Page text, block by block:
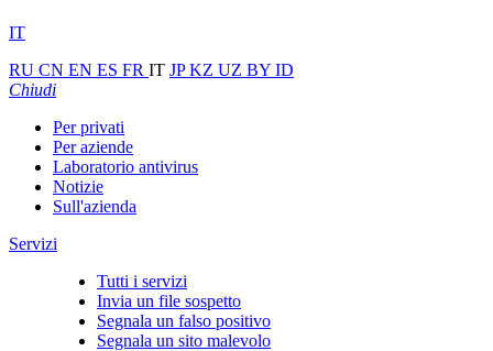
IT
RU CN EN ES FR IT JPKZ UZ BY ID
Chiudi
Per privati
Per aziende
Laboratorio antivirus
Notizie
Sull'azienda
Servizi
Tutti i servizi
Invia un file sospetto
Segnala un falso positivo
Segnala un sito malevolo